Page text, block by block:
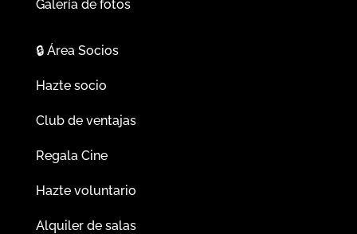
Galería de fotos
🔒Área Socios
Hazte socio
Club de ventajas
Regala Cine
Hazte voluntario
Alquiler de salas